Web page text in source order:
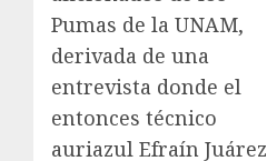
Pumas de la UNAM,
derivada de una
entrevista donde el
entonces técnico
auriazul Efraín Juárez